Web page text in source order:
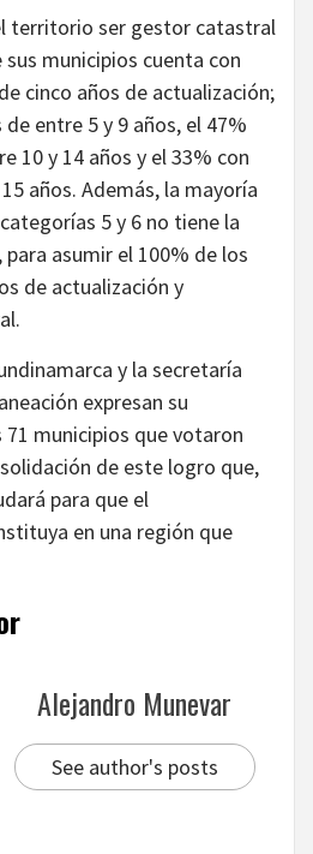
territorio ser gestor catastral
municipios cuenta con
cinco años de actualización;
entre 5 y 9 años, el 47%
10 y 14 años y el 33% con
años. Además, la mayoría
5 y 6 no tiene la
asumir el 100% de los
de actualización y
y la secretaría
expresan su
municipios que votaron
de este logro que,
para que el
en una región que
Alejandro Munevar
See author's posts